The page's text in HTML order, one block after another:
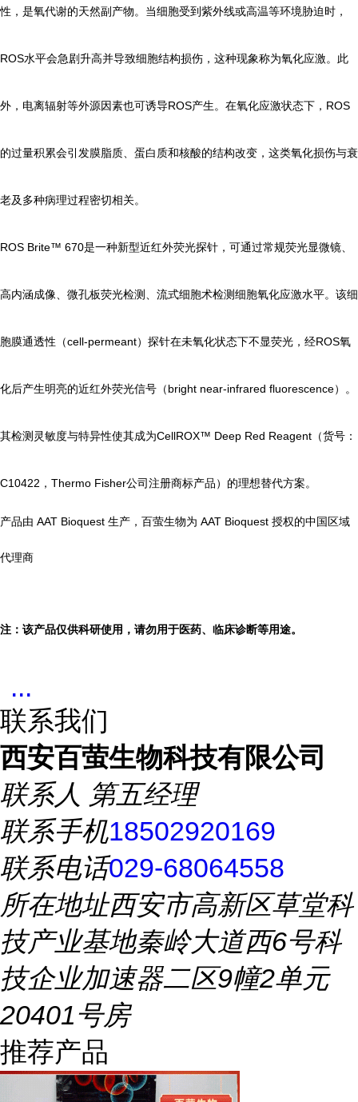
性，是氧代谢的天然副产物。当细胞受到紫外线或高温等环境胁迫时，
ROS水平会急剧升高并导致细胞结构损伤，这种现象称为氧化应激。此
外，电离辐射等外源因素也可诱导ROS产生。在氧化应激状态下，ROS
的过量积累会引发膜脂质、蛋白质和核酸的结构改变，这类氧化损伤与衰
老及多种病理过程密切相关。
ROS Brite™ 670是一种新型近红外荧光探针，可通过常规荧光显微镜、
高内涵成像、微孔板荧光检测、流式细胞术检测细胞氧化应激水平。该细
胞膜通透性（cell-permeant）探针在未氧化状态下不显荧光，经ROS氧
化后产生明亮的近红外荧光信号（bright near-infrared fluorescence）。
其检测灵敏度与特异性使其成为CellROX™ Deep Red Reagent（货号：
C10422，Thermo Fisher公司注册商标产品）的理想替代方案。
产品由 AAT Bioquest 生产，百萤生物为 AAT Bioquest 授权的中国区域
代理商
注：该产品仅供科研使用，请勿用于医药、临床诊断等用途。
...
联系我们
西安百萤生物科技有限公司
联系人 第五经理
联系手机18502920169
联系电话029-68064558
所在地址西安市高新区草堂科
技产业基地秦岭大道西6号科
技企业加速器二区9幢2单元
20401号房
推荐产品